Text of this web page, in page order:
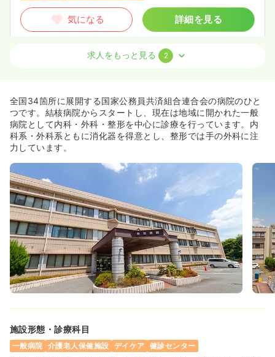
気になる 詳細を見る
オペ室(手術室)正看護師
給与 28.4万円/月 賞与11.2万円
※経験10年の例
時間
8:30～17:15
土日祝休み
詳細を見る
検診・健診正看護師 一般病院
日勤のみ（常勤） 一時募集休止
給与 27.3万円/月 賞与2回
※経験12年の例
時間 8:30～17:15
日祝休み
月給27万円以上可
気になる
求人をもっと見る 2
全国34箇所に展開する国家公務員共済組合連合会の病院のひと
つです。結核病院からスタートし、現在は地域に開かれた一般
病院として内科・外科・整形を中心に診療を行っています。内
科系・外科系ともに消化器を得意とし、整形では手の外科に注
力しています。
施設形態・診療科目
一般病院 介護老人保健施設 デイケア 健診センター